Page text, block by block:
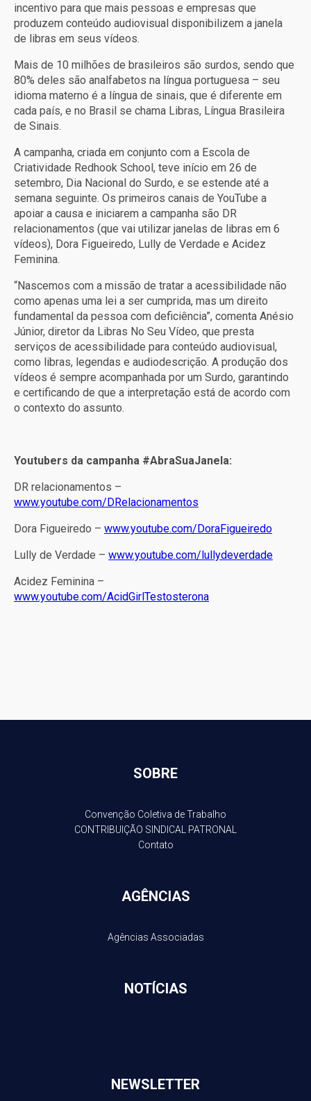
incentivo para que mais pessoas e empresas que
produzem conteúdo audiovisual disponibilizem a janela
de libras em seus vídeos.
Mais de 10 milhões de brasileiros são surdos, sendo que
80% deles são analfabetos na língua portuguesa – seu
idioma materno é a língua de sinais, que é diferente em
cada país, e no Brasil se chama Libras, Língua Brasileira
de Sinais.
A campanha, criada em conjunto com a Escola de
Criatividade Redhook School, teve início em 26 de
setembro, Dia Nacional do Surdo, e se estende até a
semana seguinte. Os primeiros canais de YouTube a
apoiar a causa e iniciarem a campanha são DR
relacionamentos (que vai utilizar janelas de libras em 6
vídeos), Dora Figueiredo, Lully de Verdade e Acidez
Feminina.
“Nascemos com a missão de tratar a acessibilidade não
como apenas uma lei a ser cumprida, mas um direito
fundamental da pessoa com deficiência”, comenta Anésio
Júnior, diretor da Libras No Seu Vídeo, que presta
serviços de acessibilidade para conteúdo audiovisual,
como libras, legendas e audiodescrição. A produção dos
vídeos é sempre acompanhada por um Surdo, garantindo
e certificando de que a interpretação está de acordo com
o contexto do assunto.
Youtubers da campanha #AbraSuaJanela:
DR relacionamentos –
www.youtube.com/DRelacionamentos
Dora Figueiredo – www.youtube.com/DoraFigueiredo
Lully de Verdade – www.youtube.com/lullydeverdade
Acidez Feminina –
www.youtube.com/AcidGirlTestosterona
SOBRE
Convenção Coletiva de Trabalho
CONTRIBUIÇÃO SINDICAL PATRONAL
Contato
AGÊNCIAS
Agências Associadas
NOTÍCIAS
NEWSLETTER